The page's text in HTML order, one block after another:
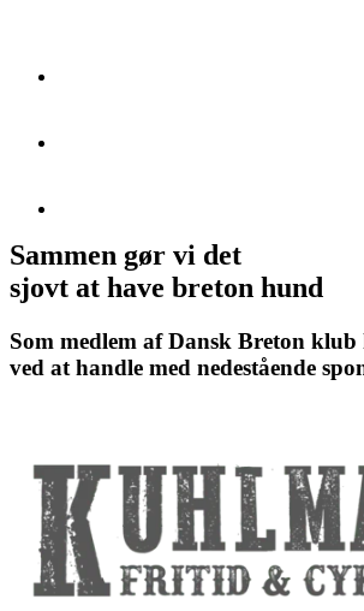
Sammen gør vi det
sjovt at have breton hund
Som medlem af Dansk Breton
ved at handle med nedestående